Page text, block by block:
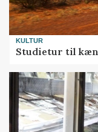
KULTUR
Studietur til